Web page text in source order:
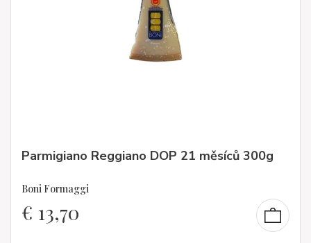
Parmigiano Reggiano DOP 21 měsíců 300g
Boni Formaggi
€ 13,70